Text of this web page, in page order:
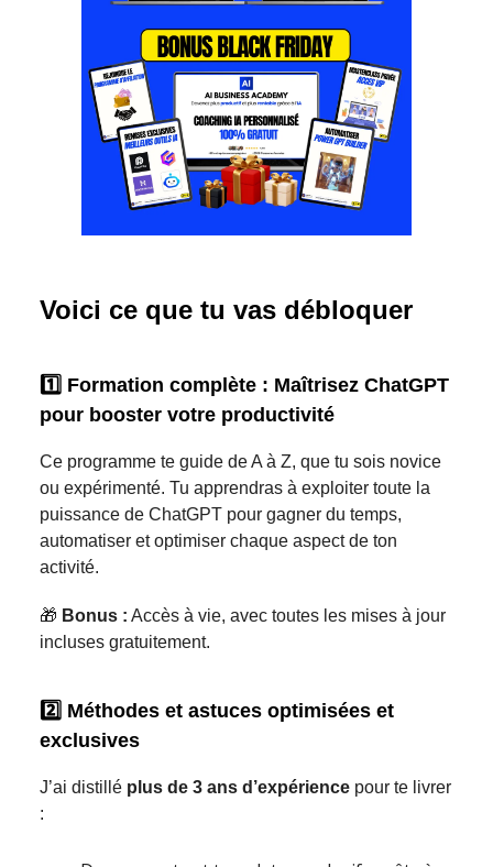
Voici ce que tu vas débloquer
1️⃣ Formation complète : Maîtrisez ChatGPT
pour booster votre productivité
Ce programme te guide de A à Z, que tu sois novice
ou expérimenté. Tu apprendras à exploiter toute la
puissance de ChatGPT pour gagner du temps,
automatiser et optimiser chaque aspect de ton
activité.
🎁 Bonus : Accès à vie, avec toutes les mises à jour
incluses gratuitement.
2️⃣ Méthodes et astuces optimisées et
exclusives
J’ai distillé plus de 3 ans d’expérience pour te livrer
: